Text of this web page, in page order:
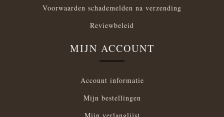
Voorwaarden schademelden na verzending
Reviewbeleid
MIJN ACCOUNT
Account informatie
Mijn bestellingen
Mijn verlanglijst